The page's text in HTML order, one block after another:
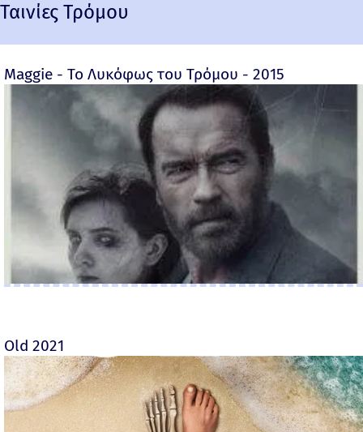
Ταινίες Τρόμου
Maggie - Το Λυκόφως του Τρόμου - 2015
Old 2021